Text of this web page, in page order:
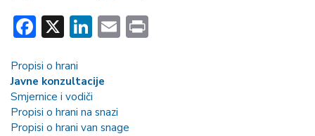
Propisi o hrani
Javne konzultacije
Smjernice i vodiči
Propisi o hrani na snazi
Propisi o hrani van snage
Facebook
X LinkedIn
Email